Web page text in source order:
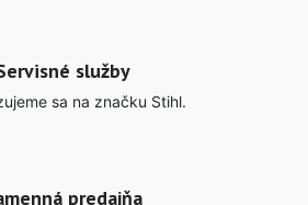
služby
sa na značku Stihl.
predajňa